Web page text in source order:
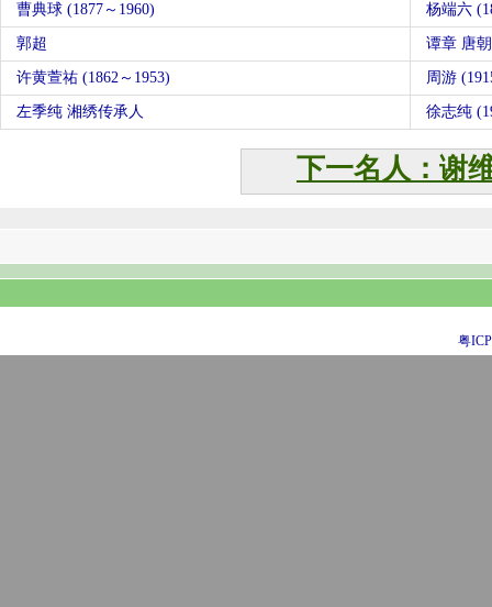
曹典球 (1877～1960) 杨端六
郭超 谭章 唐
许黄萱祐 (1862～1953) 周游
左季纯 湘绣传承人 徐志纯
下一名人：谢
粤